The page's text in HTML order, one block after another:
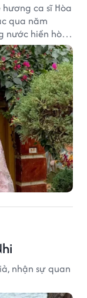
ca sĩ Hòa
qua năm
nước hiền hòa
khám phá.
nhận sự quan